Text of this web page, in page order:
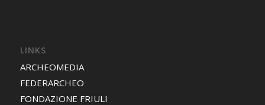
LINKS
ARCHEOMEDIA
FEDERARCHEO
FONDAZIONE FRIULI